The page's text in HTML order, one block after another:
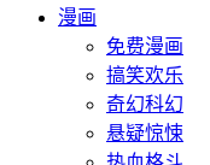
漫画
免费漫画
搞笑欢乐
奇幻科幻
悬疑惊悚